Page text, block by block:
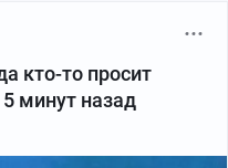
кто-то просит
минут назад